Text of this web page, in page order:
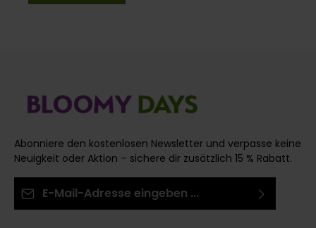
Abonniere den kostenlosen Newsletter und verpasse keine
Neuigkeit oder Aktion – sichere dir zusätzlich 15 % Rabatt.